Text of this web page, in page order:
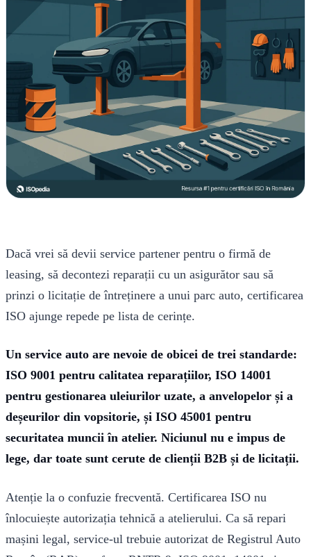
Dacă vrei să devii service partener pentru o firmă de
leasing, să decontezi reparații cu un asigurător sau să
prinzi o licitație de întreținere a unui parc auto, certificarea
ISO ajunge repede pe lista de cerințe.
Un service auto are nevoie de obicei de trei standarde:
ISO 9001 pentru calitatea reparațiilor, ISO 14001
pentru gestionarea uleiurilor uzate, a anvelopelor și a
deșeurilor din vopsitorie, și ISO 45001 pentru
securitatea muncii în atelier. Niciunul nu e impus de
lege, dar toate sunt cerute de clienții B2B și de licitații.
Atenție la o confuzie frecventă. Certificarea ISO nu
înlocuiește autorizația tehnică a atelierului. Ca să repari
mașini legal, service-ul trebuie autorizat de Registrul Auto